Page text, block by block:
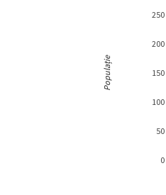
0
50
100
150
200
250
Populație